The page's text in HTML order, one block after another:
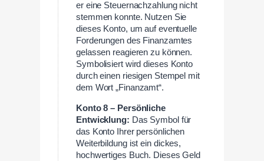
er eine Steuernachzahlung nicht
stemmen konnte. Nutzen Sie
dieses Konto, um auf eventuelle
Forderungen des Finanzamtes
gelassen reagieren zu können.
Symbolisiert wird dieses Konto
durch einen riesigen Stempel mit
dem Wort „Finanzamt“.
Konto 8 – Persönliche
Entwicklung: Das Symbol für
das Konto Ihrer persönlichen
Weiterbildung ist ein dickes,
hochwertiges Buch. Dieses Geld